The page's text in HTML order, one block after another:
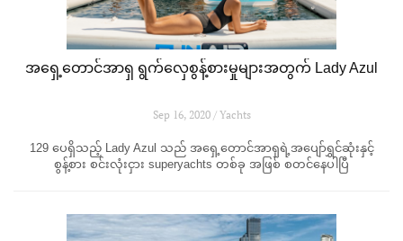
အရှေ့တောင်အာရှ ရွက်လှေစွန့်စားမှုများအတွက် Lady Azul
Sep 16, 2020 / Yachts
129 ပေရှိသည့် Lady Azul သည် အရှေ့တောင်အာရှရဲ့အပျော်ရွှင်ဆုံးနှင့်
စွန့်စား စင်းလုံးငှား superyachts တစ်ခု အဖြစ် စတင်နေပါပြီ